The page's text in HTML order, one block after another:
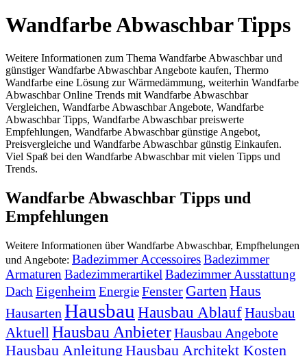
Wandfarbe Abwaschbar Tipps
Weitere Informationen zum Thema Wandfarbe Abwaschbar und
günstiger Wandfarbe Abwaschbar Angebote kaufen, Thermo
Wandfarbe eine Lösung zur Wärmedämmung, weiterhin Wandfarbe
Abwaschbar Online Trends mit Wandfarbe Abwaschbar
Vergleichen, Wandfarbe Abwaschbar Angebote, Wandfarbe
Abwaschbar Tipps, Wandfarbe Abwaschbar preiswerte
Empfehlungen, Wandfarbe Abwaschbar günstige Angebot,
Preisvergleiche und Wandfarbe Abwaschbar günstig Einkaufen.
Viel Spaß bei den Wandfarbe Abwaschbar mit vielen Tipps und
Trends.
Wandfarbe Abwaschbar Tipps und
Empfehlungen
Weitere Informationen über Wandfarbe Abwaschbar, Empfhelungen
und Angebote: Badezimmer AccessoiresBadezimmer
Armaturen Badezimmerartikel Badezimmer Ausstattung
Dach Eigenheim EnergieFenster Garten Haus
Hausarten Hausbau Hausbau AblaufHausbau
AktuellHausbau AnbieterHausbau Angebote
Hausbau Anleitung Hausbau Architekt Kosten